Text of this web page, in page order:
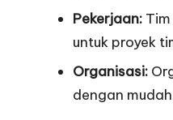
Pekerjaan:
untuk proyek
Organisasi:
dengan